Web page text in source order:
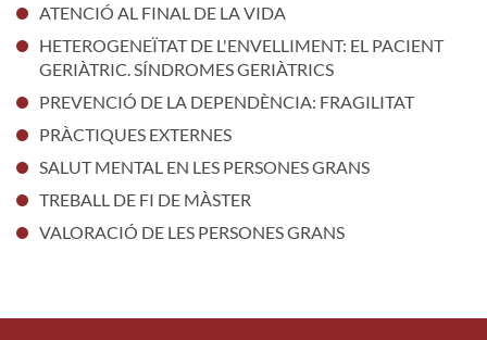
ATENCIÓ AL FINAL DE LA VIDA
HETEROGENEÏTAT DE L'ENVELLIMENT: EL PACIENT
GERIÀTRIC. SÍNDROMES GERIÀTRICS
PREVENCIÓ DE LA DEPENDÈNCIA: FRAGILITAT
PRÀCTIQUES EXTERNES
SALUT MENTAL EN LES PERSONES GRANS
TREBALL DE FI DE MÀSTER
VALORACIÓ DE LES PERSONES GRANS